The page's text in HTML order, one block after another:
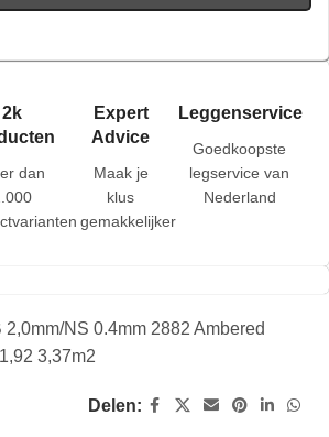
2k
dan
Expert
Advice
Maak je
klus
gemakkelijker
Leggenservice
Goedkoopste
legservice van
Nederland
NS 0.4mm 2882 Ambered
3,37m2
Delen: